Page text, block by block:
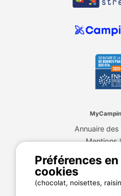
Annuaire
Mentions
Plan
Préférences
cookies
(chocolat, noisettes,